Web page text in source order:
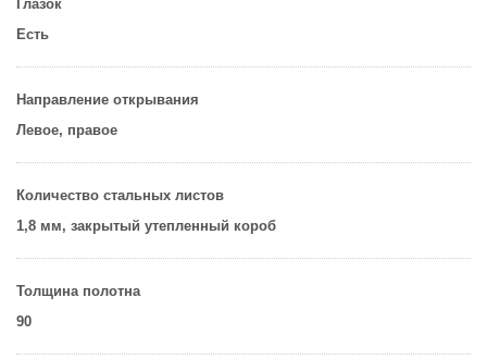
Глазок
Есть
Направление открывания
Левое, правое
Количество стальных листов
1,8 мм, закрытый утепленный короб
Толщина полотна
90